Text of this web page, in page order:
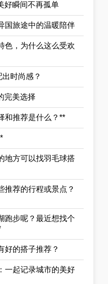
好瞬间不再孤单
国旅途中的温暖陪伴
色，为什么这么受欢
时尚感？
完美选择
和推荐是什么？**
地方可以找羽毛球搭
推荐的行程或景点？
跑步呢？最近想找个
好的搭子推荐？
一起记录城市的美好